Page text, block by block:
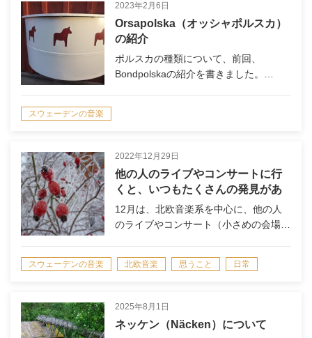
2023年2月6日
Orsapolska（オッシャポルスカ）
の紹介
ポルスカの種類について、前回、
Bondpolskaの紹介を書きました。…
スウェーデンの音楽
2022年12月29日
他の人のライブやコンサートに行
くと、いつもたくさんの発見があ
るし、楽しい。
12月は、北欧音楽系を中心に、他の人
のライブやコンサート（小さめの会場…
スウェーデンの音楽 北欧音楽 思うこと 日常
2025年8月1日
ネッケン（Näcken）について